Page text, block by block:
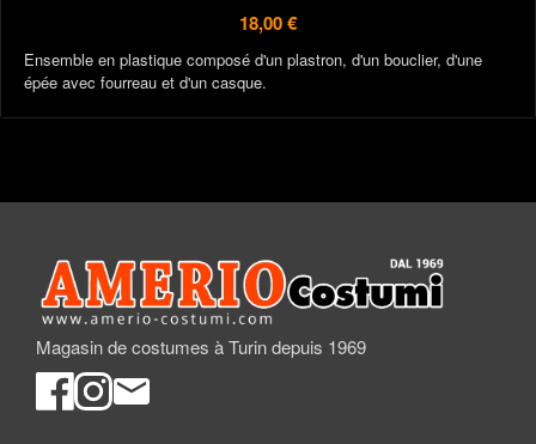
18,00 €
Ensemble en plastique composé d'un plastron, d'un bouclier, d'une
épée avec fourreau et d'un casque.
Magasin de costumes à Turin depuis 1969